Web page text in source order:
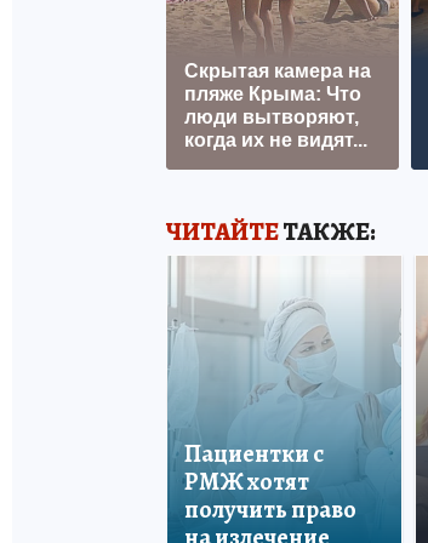
Скрытая камера на
пляже Крыма: Что
люди вытворяют,
когда их не видят...
ЧИТАЙТЕТАКЖЕ:
Пациентки с
РМЖ хотят
получить право